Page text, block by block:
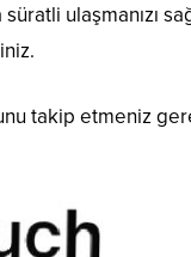
ulaşmanızı
takip etmeniz